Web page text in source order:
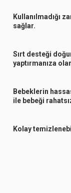
Kullanılmadığı
sağlar.
Sırt desteği
yaptırmanıza
Bebeklerin
ile bebeği
Kolay